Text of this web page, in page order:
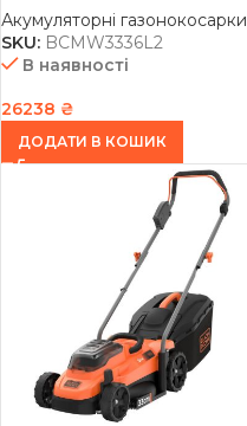
Акумуляторні газонокосарки
SKU: BCMW3336L2
В наявності
26238 ₴
ДОДАТИ В КОШИК